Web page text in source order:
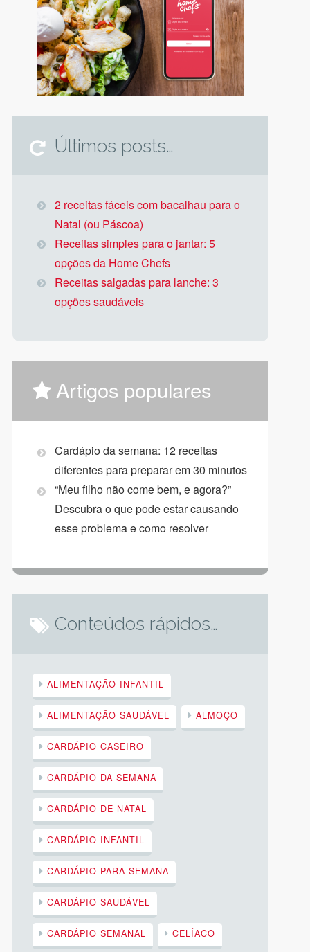
Últimos posts…
2 receitas fáceis com bacalhau para o
Natal (ou Páscoa)
Receitas simples para o jantar: 5
opções da Home Chefs
Receitas salgadas para lanche: 3
opções saudáveis
Artigos populares
Cardápio da semana: 12 receitas
diferentes para preparar em 30 minutos
“Meu filho não come bem, e agora?”
Descubra o que pode estar causando
esse problema e como resolver
Conteúdos rápidos…
ALIMENTAÇÃO INFANTIL
ALIMENTAÇÃO SAUDÁVEL ALMOÇO
CARDÁPIO CASEIRO
CARDÁPIO DA SEMANA
CARDÁPIO DE NATAL
CARDÁPIO INFANTIL
CARDÁPIO PARA SEMANA
CARDÁPIO SAUDÁVEL
CARDÁPIO SEMANAL CELÍACO